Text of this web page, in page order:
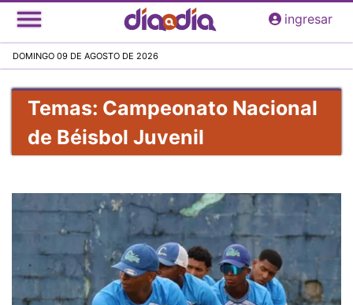
Pasar
al
principal
ingresar
DOMINGO 09 DE AGOSTO DE 2026
Temas: Campeonato Nacional
de Béisbol Juvenil